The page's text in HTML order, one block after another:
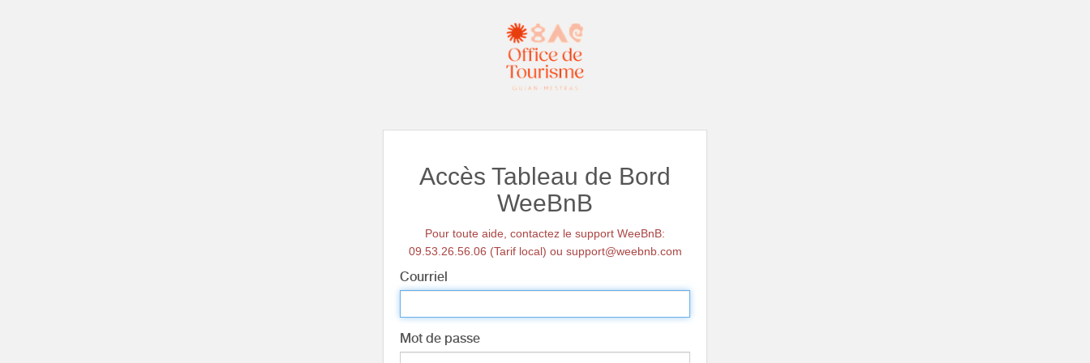
Accès Tableau de Bord
WeeBnB
Pour toute aide, contactez le support WeeBnB:
09.53.26.56.06 (Tarif local) ou support@weebnb.com
Courriel
Mot de passe